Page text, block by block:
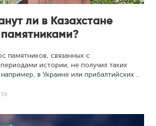
ли в Казахстане
памятников, связанных с
истории, не получил таких
в Украине или прибалтийских …